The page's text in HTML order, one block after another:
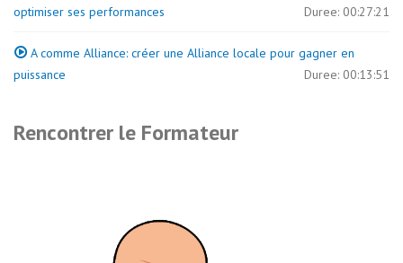
optimiser ses performances
Duree: 00:27:21
A comme Alliance: créer une Alliance locale pour gagner en
puissance
Duree: 00:13:51
Rencontrer le Formateur